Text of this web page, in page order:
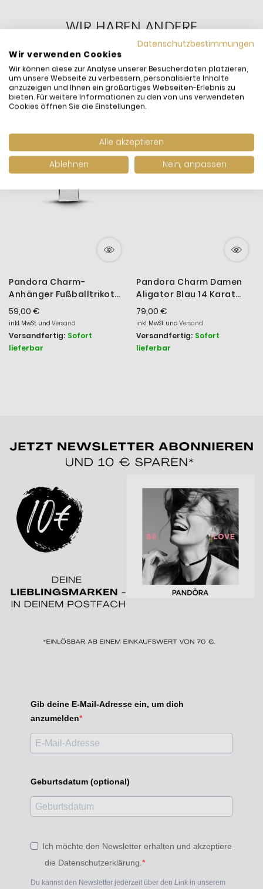
WIR HABEN ANDERE
PRODUKTE GEFUNDEN,
DIE IHNEN GEFALLEN
KÖNNTEN!
Pandora Charm-
Anhänger Fußballtrikot
Zirkonia Silber 794708C01
59,00 €
inkl. MwSt. und Versand
Versandfertig: Sofort
lieferbar
Pandora Charm Damen
Aligator Blau 14 Karat
Vergoldet 764624C01
79,00 €
inkl. MwSt. und Versand
Versandfertig: Sofort
lieferbar
Gib deine E-Mail-Adresse ein, um dich
anzumelden
Geburtsdatum (optional)
Ich möchte den Newsletter erhalten und akzeptiere
die Datenschutzerklärung.
Du kannst den Newsletter jederzeit über den Link in unserem
Datenschutzbestimmungen
Wir verwenden Cookies
Wir können diese zur Analyse unserer Besucherdaten platzieren,
um unsere Webseite zu verbessern, personalisierte Inhalte
anzuzeigen und Ihnen ein großartiges Webseiten-Erlebnis zu
bieten. Für weitere Informationen zu den von uns verwendeten
Cookies öffnen Sie die Einstellungen.
Alle akzeptieren
Ablehnen
Nein, anpassen